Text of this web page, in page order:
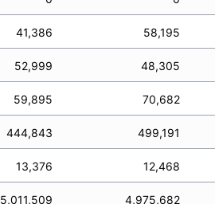
41,386 58,195
52,999 48,305
59,895 70,682
444,843 499,191
13,376 12,468
5,011,509 4,975,682